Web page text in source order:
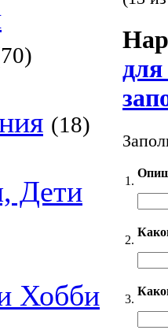
(18)
Дети
Хобби
1.
2.
3.